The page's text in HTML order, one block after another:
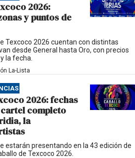
2026:
y puntos de
Texcoco 2026 cuentan con distintas
desde General hasta Oro, con precios
la fecha.
La-Lista
2026: fechas
completo
la
estarán presentando en la 43 edición de
de Texcoco 2026.